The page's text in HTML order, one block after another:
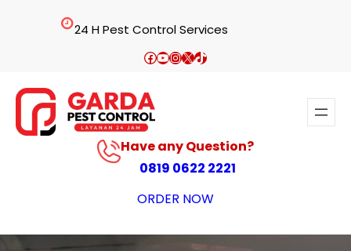
24 H Pest Control Services
Facebook
YouTube
Instagram
X TikTok
Have any Question?
0819 0622 2221
ORDER NOW